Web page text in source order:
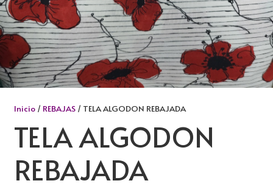
Inicio/ REBAJAS/ TELA ALGODON REBAJADA
TELA ALGODON
REBAJADA